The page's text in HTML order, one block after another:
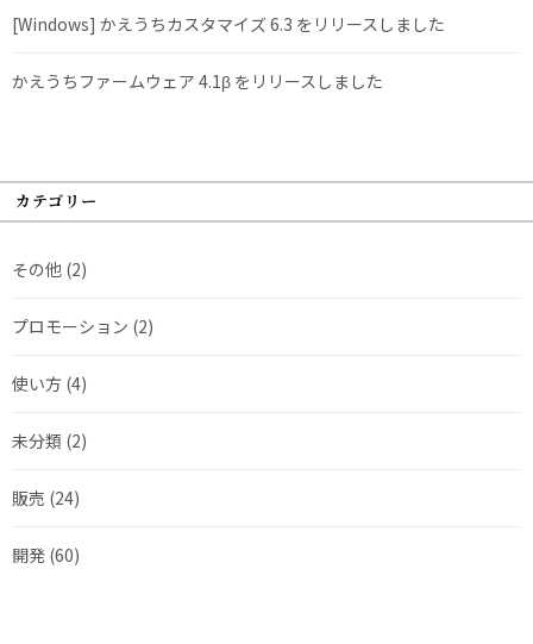
[Windows] かえうちカスタマイズ 6.3 をリリースしました
かえうちファームウェア 4.1β をリリースしました
カテゴリー
その他 (2)
プロモーション (2)
使い方 (4)
未分類 (2)
販売 (24)
開発 (60)